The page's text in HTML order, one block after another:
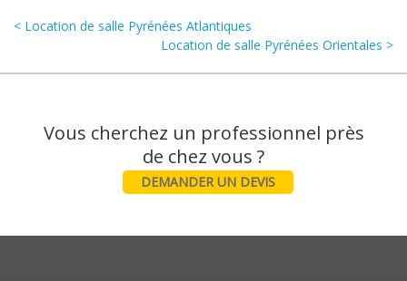
< Location de salle Pyrénées Atlantiques
Location de salle Pyrénées Orientales >
Vous cherchez un professionnel près
DEMANDER UN DEVIS